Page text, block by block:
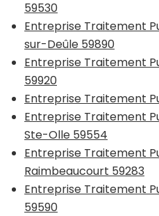
59530
Entreprise Traitement
sur-Deûle 59890
Entreprise Traitement
59920
Entreprise Traitement
Entreprise Traitement
Ste-Olle 59554
Entreprise Traitement
Raimbeaucourt 59283
Entreprise Traitement
59590